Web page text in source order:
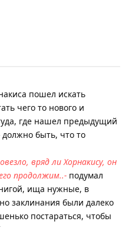
пошел искать
чего то нового и
где нашел предыдущий
быть, что то
вряд ли Хорнакису, он
продолжим..- подумал
ища нужные, в
заклинания были далеко
постараться, чтобы